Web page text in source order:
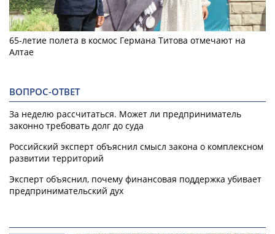
65-летие полета в космос Германа Титова отмечают на
Алтае
ВОПРОС-ОТВЕТ
За неделю рассчитаться. Может ли предприниматель
законно требовать долг до суда
Российский эксперт объяснил смысл закона о комплексном
развитии территорий
Эксперт объяснил, почему финансовая поддержка убивает
предпринимательский дух